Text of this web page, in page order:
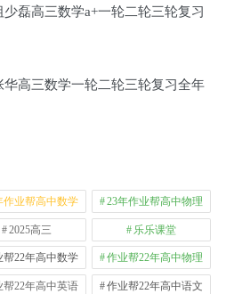
磊高三数学a+一轮二轮三轮复习
华高三数学一轮二轮三轮复习全年
作业帮高中数学 23年作业帮高中物理
2025高三 乐乐课堂
帮22年高中数学 作业帮22年高中物理
帮22年高中英语 作业帮22年高中语文